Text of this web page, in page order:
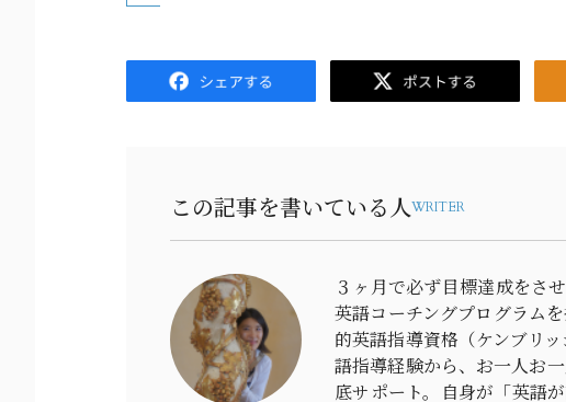
Facebook Twitter
この記事を書いている人WRITER
３ヶ月で必ず目標達成をさ
英語コーチングプログラム
的英語指導資格（ケンブリ
語指導経験から、お一人お
底サポート。自身が「英語